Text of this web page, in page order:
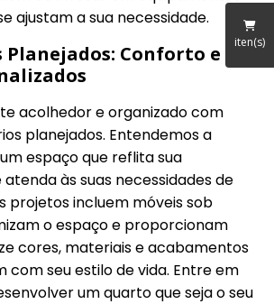
iten(s)
ajustam a sua necessidade.
Conforto e
acolhedor e organizado com
planejados. Entendemos a
espaço que reflita sua
às suas necessidades de
projetos incluem móveis sob
o espaço e proporcionam
cores, materiais e acabamentos
com seu estilo de vida. Entre em
um quarto que seja o seu